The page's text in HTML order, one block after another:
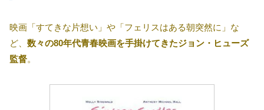
映画「すてきな片想い」や「フェリスはある朝突然に」な
ど、 数々の80年代青春映画を手掛けてきたジョン・ヒューズ
監督。